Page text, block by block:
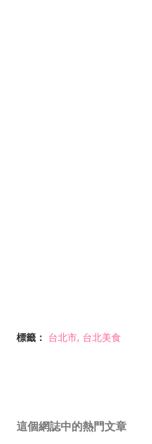
標籤： 台北市 台北美食
這個網誌中的熱門文章